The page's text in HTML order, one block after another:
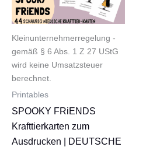
Kleinunternehmerregelung -
gemäß § 6 Abs. 1 Z 27 UStG
wird keine Umsatzsteuer
berechnet.
Printables
SPOOKY FRiENDS
Krafttierkarten zum
Ausdrucken | DEUTSCHE